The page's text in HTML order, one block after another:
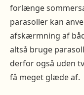
forlænge
parasoller kan
afskærmning af
altså bruge
derfor også uden
få meget glæde af.